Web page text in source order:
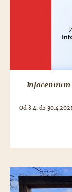
Infocentrum
Od 8.4. do